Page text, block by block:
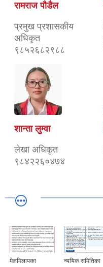
रामराज पौडैल
प्रमुख प्रशासकीय
अधिकृत
९८५२६८२९८८
शान्ता लुम्वा
लेखा अधिकृत
९८४२२६०४७४
मेलमिलापका
न्ययिक समितिका